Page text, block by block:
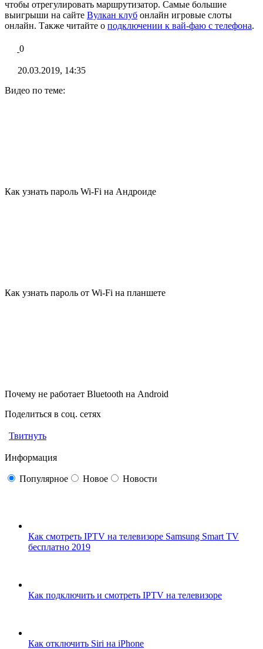
чтобы отрегулировать маршрутизатор. Самые большие
выигрыши на сайте Вулкан клуб онлайн игровые слоты
онлайн. Также читайте о подключении к вай-фаю с телефона.
0
20.03.2019, 14:35
Видео по теме:
Как узнать пароль Wi-Fi на Андроиде
Как узнать пароль от Wi-Fi на планшете
Почему не работает Bluetooth на Android
Поделиться в соц. сетях
Твитнуть
Информация
Популярное Новое Новости
Как смотреть IPTV на телевизоре Samsung Smart TV
бесплатно 2019
Как подключить и смотреть IPTV на телевизоре
Как отключить Siri на iPhone